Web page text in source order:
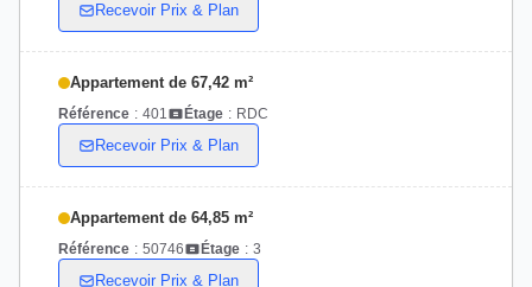
Recevoir Prix & Plan
Appartement de 67,42 m²
Référence : 401 Étage : RDC
Recevoir Prix & Plan
Appartement de 64,85 m²
Référence : 50746 Étage : 3
Recevoir Prix & Plan